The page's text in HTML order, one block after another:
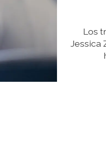
Los
Jessica